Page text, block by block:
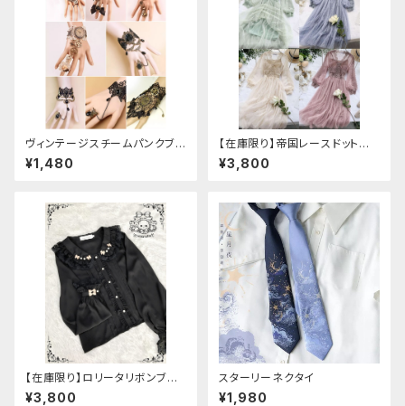
ヴィンテージスチームパンクブレ
スレット
¥1,480
【在庫限り】帝国レースドットワ
ンピース
¥3,800
【在庫限り】ロリータリボンブラ
ウス：フリーサイズ
¥3,800
スターリーネクタイ
¥1,980